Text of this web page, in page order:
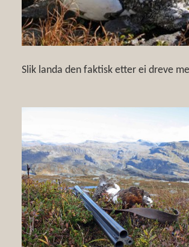
Slik landa den faktisk etter ei dreve